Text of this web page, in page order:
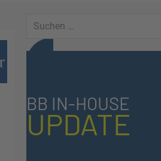
BB IN-HOUSE
UPDATE